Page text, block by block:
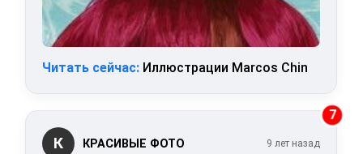
Читать сейчас: Иллюстрации Marcos Chin
7
К КРАСИВЫЕ ФОТО 9 лет назад